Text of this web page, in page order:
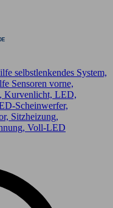
selbstlenkendes System,
Sensoren vorne,
Kurvenlicht, LED,
Scheinwerfer,
Sitzheizung,
Voll-LED